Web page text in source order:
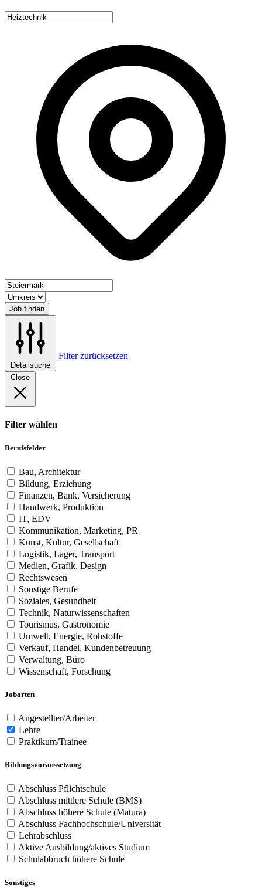
Job finden
Detailsuche
Filter zurücksetzen
Close
Filter wählen
Berufsfelder
Bau, Architektur
Bildung, Erziehung
Finanzen, Bank, Versicherung
Handwerk, Produktion
IT, EDV
Kommunikation, Marketing, PR
Kunst, Kultur, Gesellschaft
Logistik, Lager, Transport
Medien, Grafik, Design
Rechtswesen
Sonstige Berufe
Soziales, Gesundheit
Technik, Naturwissenschaften
Tourismus, Gastronomie
Umwelt, Energie, Rohstoffe
Verkauf, Handel, Kundenbetreuung
Verwaltung, Büro
Wissenschaft, Forschung
Jobarten
Angestellter/Arbeiter
Lehre
Praktikum/Trainee
Bildungsvoraussetzung
Abschluss Pflichtschule
Abschluss mittlere Schule (BMS)
Abschluss höhere Schule (Matura)
Abschluss Fachhochschule/Universität
Lehrabschluss
Aktive Ausbildung/aktives Studium
Schulabbruch höhere Schule
Sonstiges